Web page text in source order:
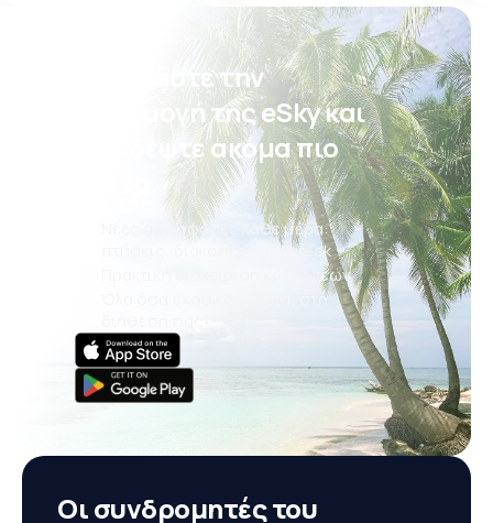
Κατεβάστε την
εφαρμογή της eSky και
ταξιδέψτε ακόμα πιο
Νέες προσφορές κάθε μέρα:
πτήσεις, διακοπές, city break
Πρακτική διαχείριση κρατήσεων
Όλα όσα έχουν σημασία, στη
Οι συνδρομητές του